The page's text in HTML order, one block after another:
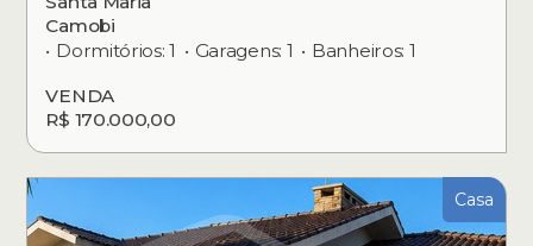
Camobi
Dormitórios: 1
Garagens: 1
Banheiros: 1
VENDA
R$ 170.000,00
Casa